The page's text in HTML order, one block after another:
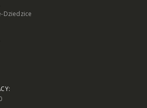
Dziedzice